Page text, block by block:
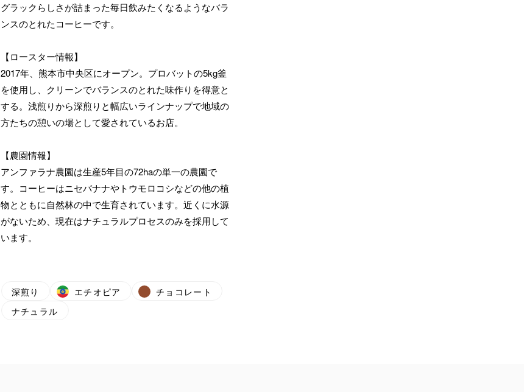
グラックらしさが詰まった毎日飲みたくなるようなバラ
ンスのとれたコーヒーです。
【ロースター情報】
2017年、熊本市中央区にオープン。プロバットの5kg釜
を使用し、クリーンでバランスのとれた味作りを得意と
する。浅煎りから深煎りと幅広いラインナップで地域の
方たちの憩いの場として愛されているお店。
【農園情報】
アンファラナ農園は生産5年目の72haの単一の農園で
す。コーヒーはニセバナナやトウモロコシなどの他の植
物とともに自然林の中で生育されています。近くに水源
がないため、現在はナチュラルプロセスのみを採用して
います。
深煎り エチオピア
チョコレート
ナチュラル